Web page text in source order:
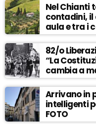
Nel Chianti
contadini, il
aula e tra i
82/o
“La
cambia a
Arrivano in
intelligenti
FOTO